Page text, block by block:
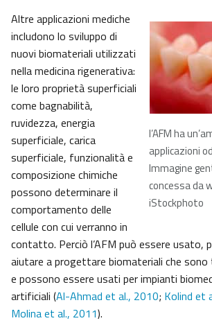
l’AFM ha
applicazioni
Immagine
concessa da
iStockphoto
Altre applicazioni mediche
includono lo sviluppo di
nuovi biomateriali utilizzati
nella medicina rigenerativa:
le loro proprietà superficiali
come bagnabilità,
ruvidezza, energia
superficiale, carica
superficiale, funzionalità e
composizione chimiche
possono determinare il
comportamento delle
cellule con cui verranno in
contatto. Perciò l’AFM può essere usato,
aiutare a progettare biomateriali che
e possono essere usati per impianti
artificiali (Al-Ahmad et al., 2010; Kolind et
Molina et al., 2011).